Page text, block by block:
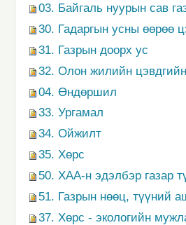
03. Байгаль нуурын сав
30. Гадаргын усны өөрөө
31. Газрын доорх ус
32. Олон жилийн
04. Өндөршил
33. Ургамал
34. Ойжилт
35. Хөрс
50. ХАА-н эдэлбэр газар
51. Газрын нөөц, түүний
37. Хөрс - экологийн